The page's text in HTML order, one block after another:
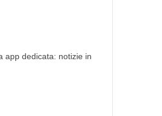
app dedicata: notizie in